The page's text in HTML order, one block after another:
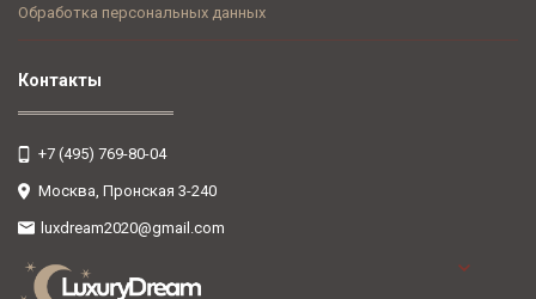
Контакты
+7 (495) 769-80-04
Москва, Пронская 3-240
luxdream2020@gmail.com
Обработка персональных данных